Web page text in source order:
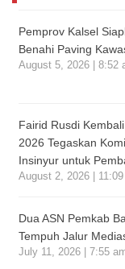
Pemprov Kalsel
Benahi Paving
August 5, 2026 | 8:52
Fairid Rusdi
2026 Tegaskan
Insinyur untuk
August 2, 2026 |
Dua ASN Pemkab
Tempuh Jalur
July 11, 2026 | 7:55